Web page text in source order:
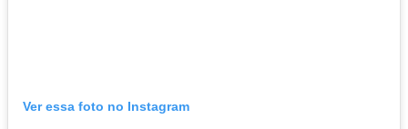
Ver essa foto no Instagram